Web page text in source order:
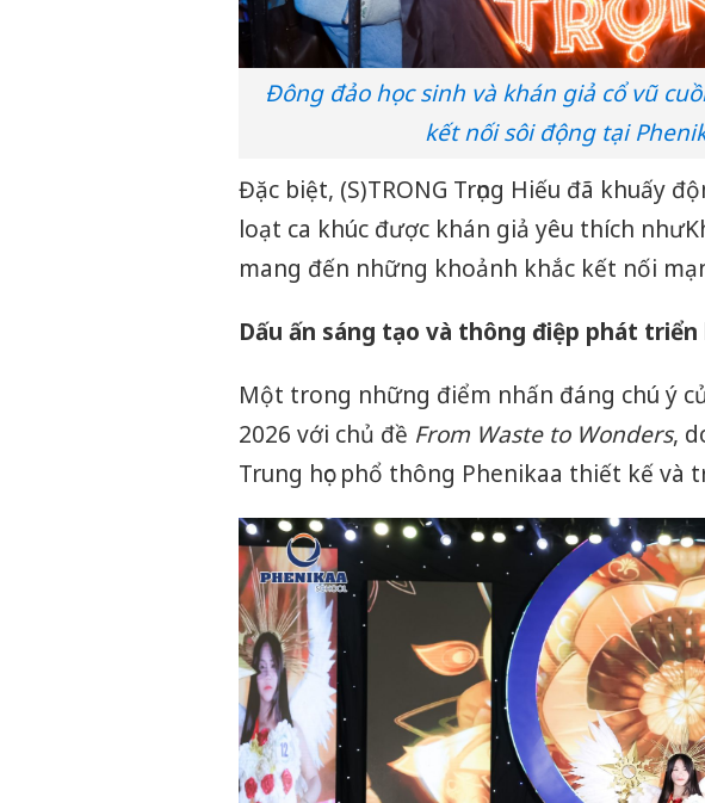
Đông đảo học sinh và khán giả cổ vũ
kết nối sôi động tại
Đặc biệt, (S)TRONG Trọng Hiếu đã khuấy
loạt ca khúc được khán giả yêu thích như
mang đến những khoảnh khắc kết nối
Dấu ấn sáng tạo và thông điệp phát
Một trong những điểm nhấn đáng chú ý
2026 với chủ đề From Waste to Wonders,
Trung học phổ thông Phenikaa thiết kế và